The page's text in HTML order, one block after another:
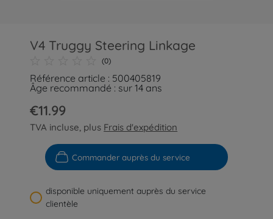
V4 Truggy Steering Linkage
(0)
Référence article : 500405819
Âge recommandé : sur 14 ans
€11.99
TVA incluse, plus Frais d'expédition
Commander auprès du service
disponible uniquement auprès du service
clientèle